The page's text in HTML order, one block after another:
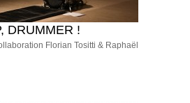
DRUMMER !
Florian Tositti & Raphaël